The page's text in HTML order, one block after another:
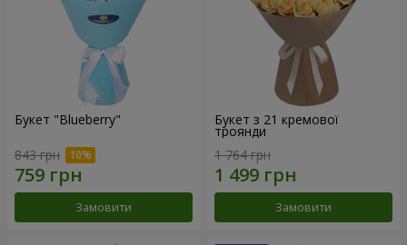
Букет "Blueberry"
843 грн
Замовити
Букет з 21 кремової
троянди
1 764 грн
Замовити